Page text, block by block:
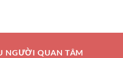
NGƯỜI QUAN TÂM